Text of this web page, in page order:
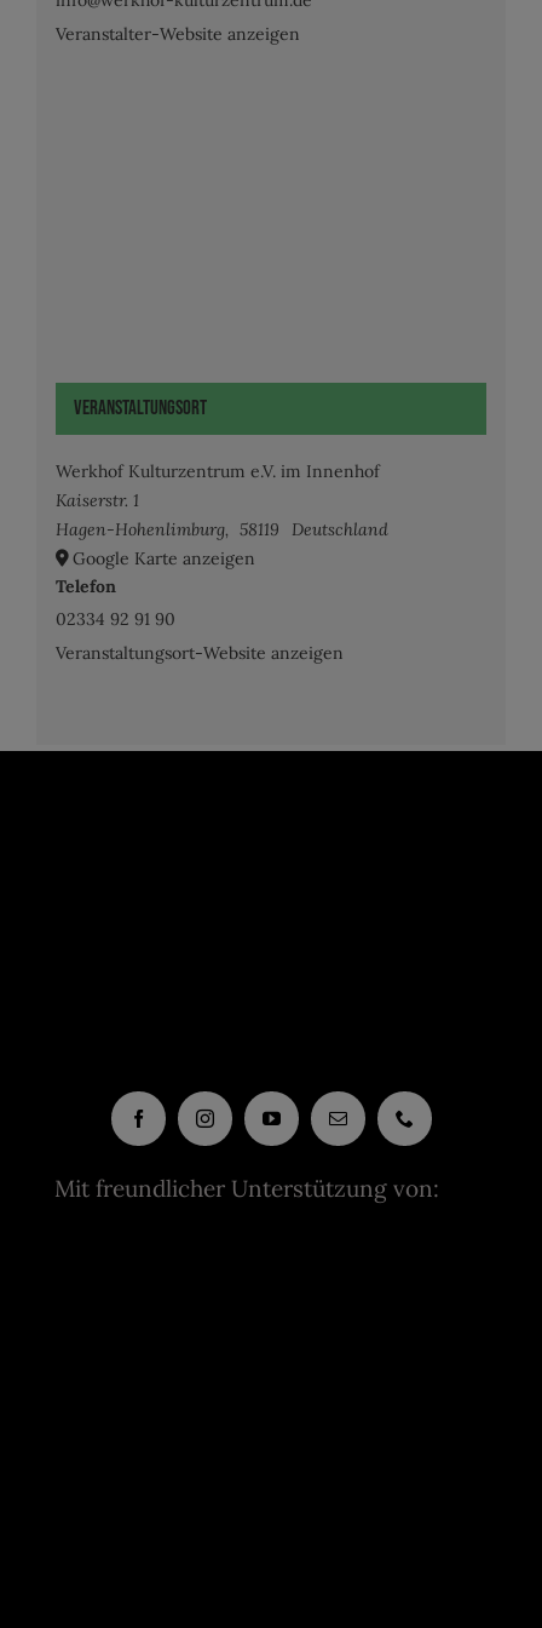
Veranstalter-Website anzeigen
Veranstaltungsort
Werkhof Kulturzentrum e.V. im Innenhof
Kaiserstr. 1
Hagen-Hohenlimburg, 58119
Deutschland
Google Karte anzeigen
Telefon
02334 92 91 90
Veranstaltungsort-Website anzeigen
Mit freundlicher Unterstützung von: